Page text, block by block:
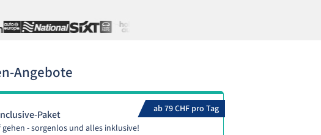
Angebote
ab 79 CHF pro Tag
Paket
- sorgenlos und alles inklusive!